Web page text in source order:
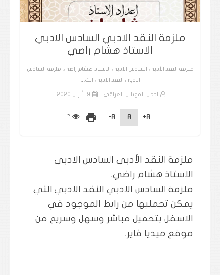
ملزمة النقد الادبي السادس الادبي
الاستاذ هشام راضي
ملزمة النقد الأدبي السادس الادبي الاستاذ هشام راضي. ملزمة السادس
الادبي النقد الادبي الت…
ادمن الموبايل العراقي 19 أبريل 2020
A+
A
A-
print
ملزمة النقد الأدبي السادس الادبي
الاستاذ هشام راضي.
ملزمة السادس الادبي النقد الادبي التي
يمكن تحمليها من رابط الموجود في
الاسفل بتحميل مباشر وسهل وسريع من
موقع ميديا فاير.